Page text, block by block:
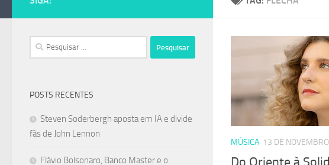
MÚSICA 13 DE
Do Oriente à
Pesquisar
por:
POSTS RECENTES
Steven Soderbergh aposta em IA e divide
fãs de John Lennon
Flávio Bolsonaro, Banco Master e o